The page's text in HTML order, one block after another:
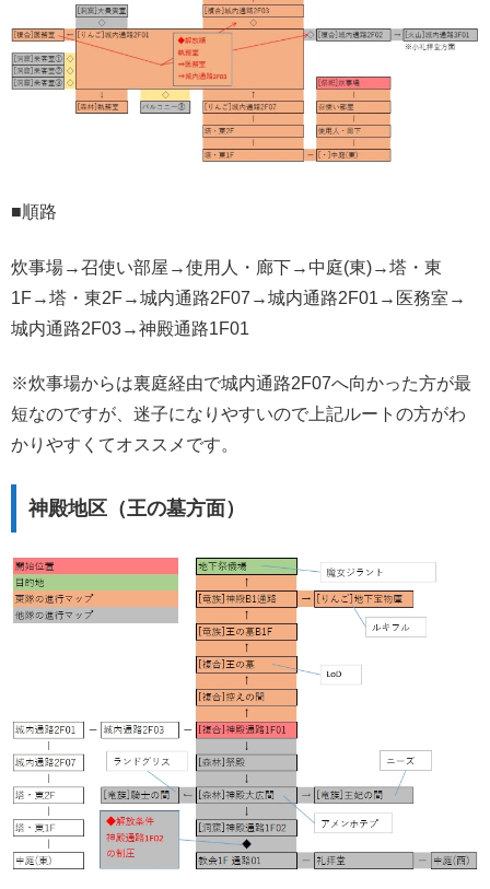
■順路
炊事場→召使い部屋→使用人・廊下→中庭(東)→塔・東
1F→塔・東2F→城内通路2F07→城内通路2F01→医務室→
城内通路2F03→神殿通路1F01
※炊事場からは裏庭経由で城内通路2F07へ向かった方が最
短なのですが、迷子になりやすいので上記ルートの方がわ
かりやすくてオススメです。
神殿地区（王の墓方面）